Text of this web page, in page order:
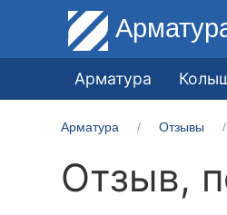
Арматура
Арматура Отзывы
Отзыв,